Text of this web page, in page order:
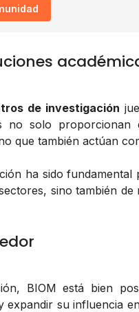
de investigación
no solo
que también actúan
ha sido
sino también
BIOM está bien
expandir su influencia